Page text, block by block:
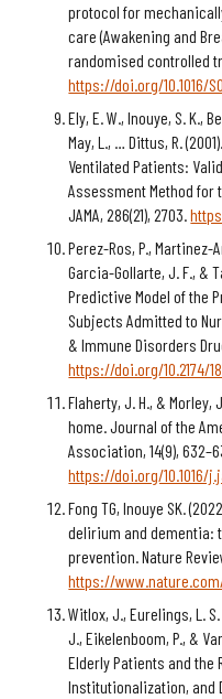
protocol for
care (Awakening and
randomised controlled
https://doi.org/10.1016/
Ely, E. W., Inouye, S. K.,
May, L., … Dittus, R.
Ventilated Patients:
Assessment Method for
JAMA, 286(21), 2703.
Perez-Ros, P., Martinez-
Garcia-Gollarte, J. F., &
Predictive Model of the
Subjects Admitted to
& Immune Disorders
https://doi.org/10.2174/
Flaherty, J. H., & Morley,
home. Journal of the
Association, 14(9),
https://doi.org/10.1016/
Fong TG, Inouye SK.
delirium and dementia:
prevention. Nature
https://
Witlox, J., Eurelings, L.
J., Eikelenboom, P., &
Elderly Patients and the
Institutionalization, and